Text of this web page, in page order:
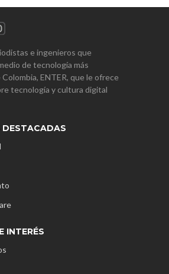
e ingenieros que
de tecnología más
ENTER, que le ofrece
tecnología y cultura digital
DESTACADAS
INTERÉS